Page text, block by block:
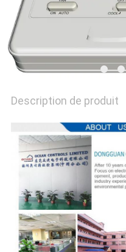
PRIVACY
POLICY
Description de produit